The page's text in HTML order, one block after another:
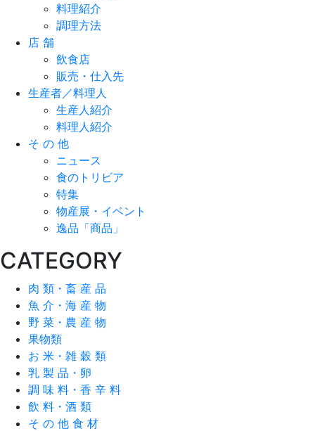
料理紹介
調理方法
店 舗
飲食店
販売・仕入先
生産者／料理人
生産人紹介
料理人紹介
そ の 他
ニュース
食のトリビア
特集
物産展・イベント
逸品「商品」
CATEGORY
肉 類・畜 産 品
魚 介・海 産 物
野 菜・農 産 物
果物類
お 米・雑 穀 類
乳 製 品・卵
調 味 料・香 辛 料
飲 料・酒 類
そ の 他 食 材